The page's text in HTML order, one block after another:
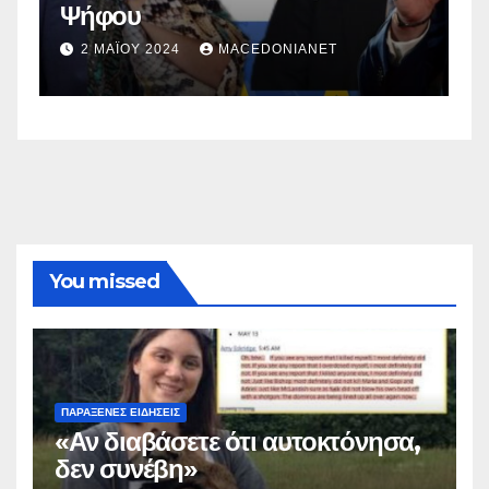
Ψήφου
2 ΜΑΪ́ΟΥ 2024 MACEDONIANET
You missed
ΠΑΡΆΞΕΝΕΣ ΕΙΔΉΣΕΙΣ
«Αν διαβάσετε ότι αυτοκτόνησα,
δεν συνέβη»